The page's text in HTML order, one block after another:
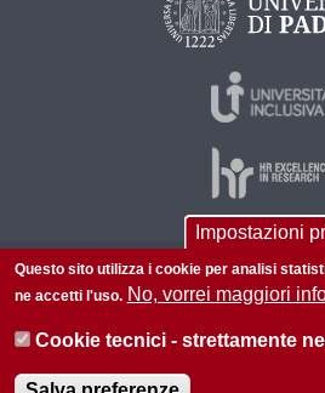
© 2026 Università di Padova - Tutti
P.I. 00742430283 C.F.
Informazioni su questo sito
Impostazioni
Questo sito utilizza i cookie per analisi
ne accetti l'uso. No, vorrei maggiori
Cookie tecnici - strettamente